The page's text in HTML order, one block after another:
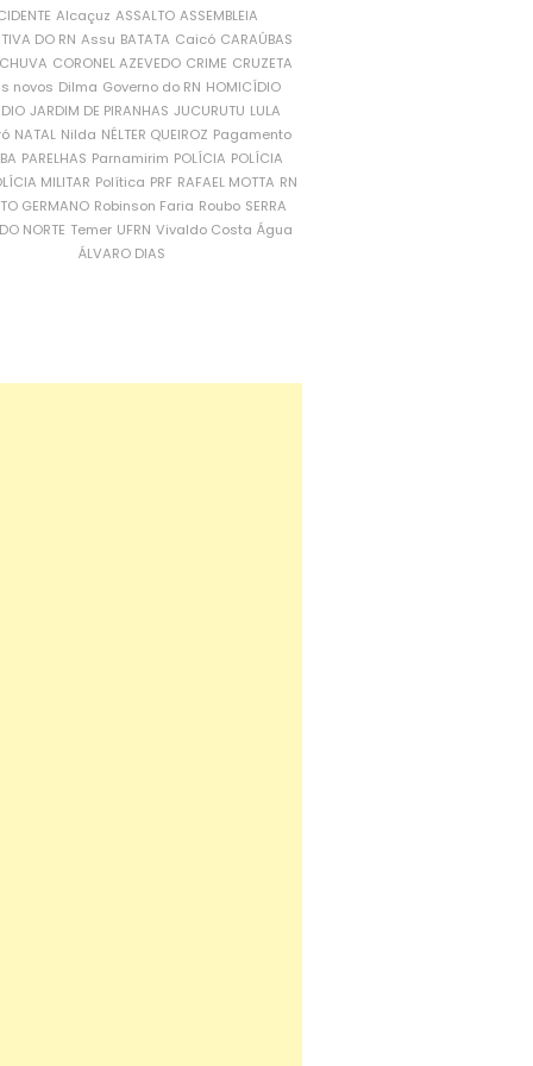
Alcaçuz ASSALTO ASSEMBLEIA
DO RN Assu BATATA Caicó CARAÚBAS
CORONEL AZEVEDO CRIME CRUZETA
novos Dilma Governo do RN HOMICÍDIO
JARDIM DE PIRANHAS JUCURUTU LULA
NATAL Nilda NÉLTER QUEIROZ Pagamento
PARELHAS Parnamirim POLÍCIA POLÍCIA
MILITAR Política PRF RAFAEL MOTTA RN
GERMANO Robinson Faria Roubo SERRA
NORTE Temer UFRN Vivaldo Costa Água
ÁLVARO DIAS